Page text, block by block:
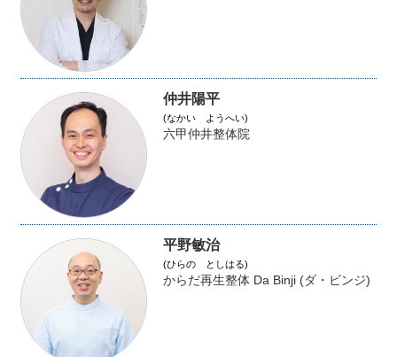
仲井陽平
(なかい ようへい)
六甲仲井整体院
平野敏治
(ひらの としはる)
からだ再生整体 Da Binji (ダ・ビンジ)